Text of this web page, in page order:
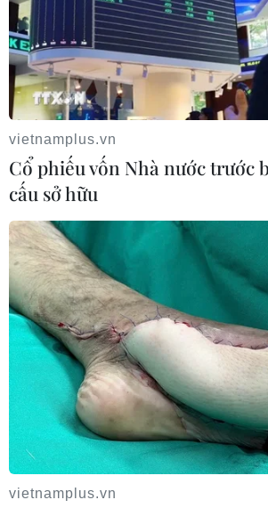
Siêu bão Doldphin đổ bộ Trung
nghìn chuyến bay bị hủy khẩn cấp
09/08/2026 16:00
Bão Dolphin đổ bộ Trung Quốc,
người phải sơ tán
09/08/2026 14:11
vietnamplus.vn
Cổ phiếu vốn Nhà nước trước
cấu sở hữu
vietnamplus.vn